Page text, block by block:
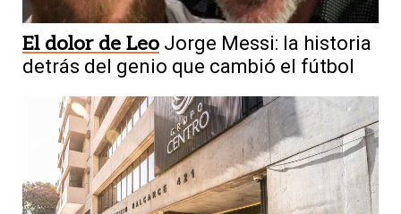
El dolor de Leo Jorge Messi: la historia
detrás del genio que cambió el fútbol